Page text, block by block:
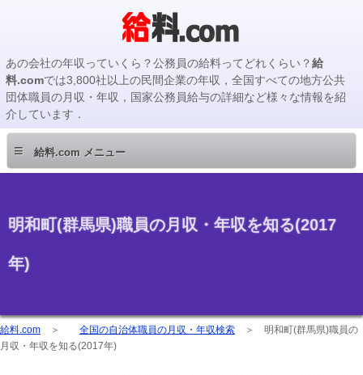
あの会社の年収っていくら？公務員の給料ってどれくらい？給
料.comでは3,800社以上の民間企業の年収，全国すべての地方公共
団体職員の月収・年収，国家公務員給与の詳細など様々な情報を紹
介しています．
≡ 給料.com メニュー
明和町(群馬県)職員の月収・年収を知る(2017
年)
給料.com ＞ 全国の自治体職員の月収・年収検索 ＞ 明和町(群馬県)職員の
月収・年収を知る(2017年)